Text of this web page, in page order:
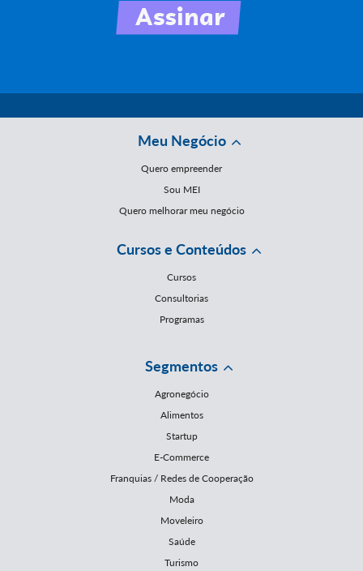
Meu Negócio
Quero empreender
Sou MEI
Quero melhorar meu negócio
Cursos e Conteúdos
Cursos
Consultorias
Programas
Segmentos
Agronegócio
Alimentos
Startup
E-Commerce
Franquias / Redes de Cooperação
Moda
Moveleiro
Saúde
Turismo